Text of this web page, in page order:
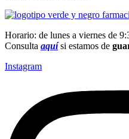
Horario: de lunes a viernes de
Consulta aquísi estamos de
Instagram